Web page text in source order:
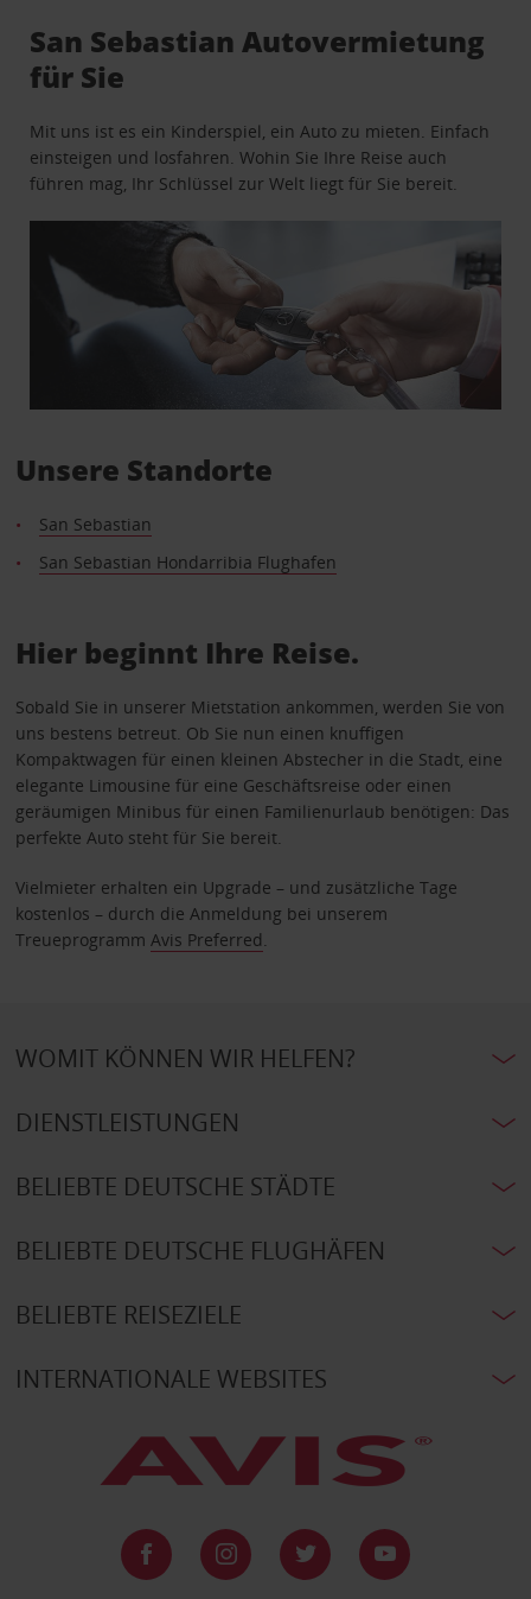
San Sebastian Autovermietung
für Sie
Mit uns ist es ein Kinderspiel, ein Auto zu mieten. Einfach
einsteigen und losfahren. Wohin Sie Ihre Reise auch
führen mag, Ihr Schlüssel zur Welt liegt für Sie bereit.
Unsere Standorte
San Sebastian
San Sebastian Hondarribia Flughafen
Hier beginnt Ihre Reise.
Sobald Sie in unserer Mietstation ankommen, werden Sie von
uns bestens betreut. Ob Sie nun einen knuffigen
Kompaktwagen für einen kleinen Abstecher in die Stadt, eine
elegante Limousine für eine Geschäftsreise oder einen
geräumigen Minibus für einen Familienurlaub benötigen: Das
perfekte Auto steht für Sie bereit.
Vielmieter erhalten ein Upgrade – und zusätzliche Tage
kostenlos – durch die Anmeldung bei unserem
Treueprogramm Avis Preferred
WOMIT KÖNNEN WIR HELFEN?
DIENSTLEISTUNGEN
BELIEBTE DEUTSCHE STÄDTE
BELIEBTE DEUTSCHE FLUGHÄFEN
BELIEBTE REISEZIELE
INTERNATIONALE WEBSITES